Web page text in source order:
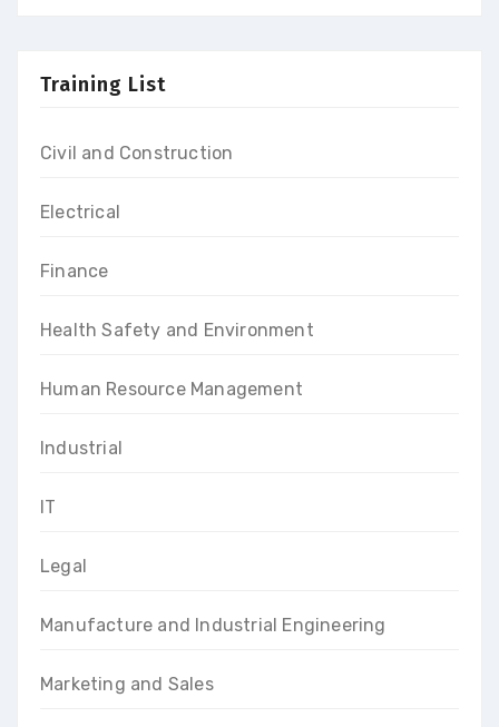
Training List
Civil and Construction
Electrical
Finance
Health Safety and Environment
Human Resource Management
Industrial
IT
Legal
Manufacture and Industrial Engineering
Marketing and Sales